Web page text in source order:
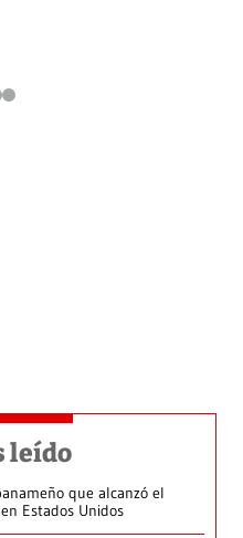
leído
que alcanzó el
Estados Unidos